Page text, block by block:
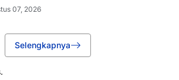
07, 2026
Selengkapnya